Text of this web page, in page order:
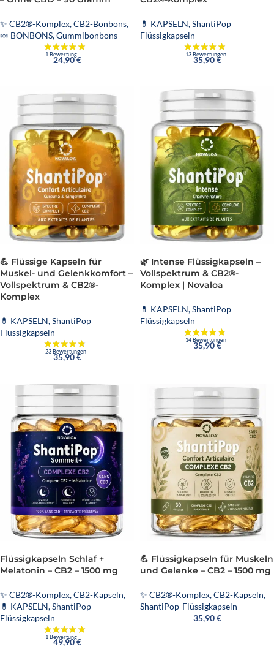
✨ CB2®-Komplex,CB2-Bonbons,
🍬 BONBONS,Gummibonbons
24,90€
💊 KAPSELN,ShantiPop
Flüssigkapseln
35,90€
💪 Flüssige Kapseln für
Muskel- und Gelenkkomfort –
Vollspektrum & CB2®-
Komplex
💊 KAPSELN,ShantiPop
Flüssigkapseln
35,90€
🌿 Intense Flüssigkapseln –
Vollspektrum & CB2®-
Komplex | Novaloa
💊 KAPSELN,ShantiPop
Flüssigkapseln
35,90€
Flüssigkapseln Schlaf +
Melatonin – CB2 – 1500 mg
✨ CB2®-Komplex,CB2-Kapseln,
💊 KAPSELN,ShantiPop
Flüssigkapseln
49,90€
💪 Flüssigkapseln für Muskeln
und Gelenke – CB2 – 1500 mg
✨ CB2®-Komplex,CB2-Kapseln,
ShantiPop-Flüssigkapseln
35,90€